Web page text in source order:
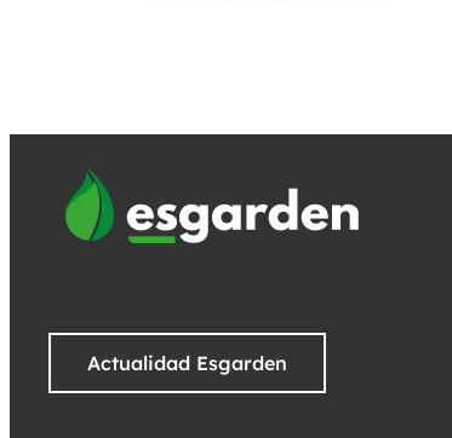
Actualidad Esgarden